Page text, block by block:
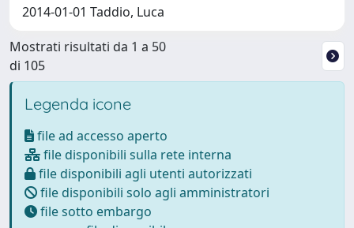
2014-01-01 Taddio, Luca
Mostrati risultati da 1 a 50
di 105
Legenda icone
file ad accesso aperto
file disponibili sulla rete interna
file disponibili agli utenti autorizzati
file disponibili solo agli amministratori
file sotto embargo